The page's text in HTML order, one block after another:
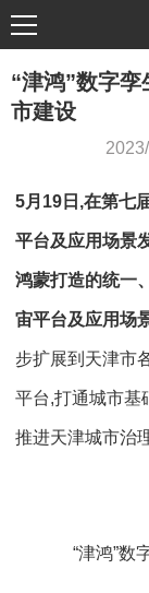
“津鸿”数字
市建设
5月19日,在第七
平台及应用场景
鸿蒙打造的统一
宙平台及应用场
步扩展到天津市
平台,打通城市基
推进天津城市治
“津鸿”数